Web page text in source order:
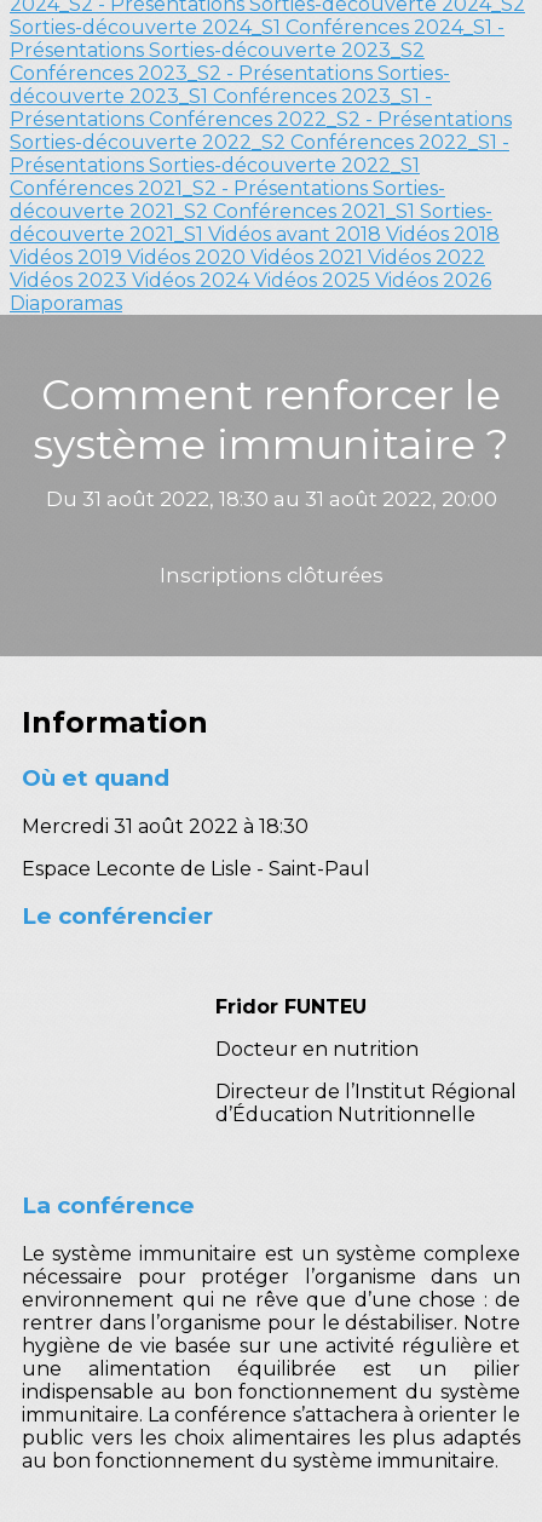
Sorties-découverte 2024_S1 Conférences 2024_S1 -
Présentations Sorties-découverte 2023_S2
Conférences 2023_S2 - Présentations Sorties-
découverte 2023_S1 Conférences 2023_S1 -
Présentations Conférences 2022_S2 - Présentations
Sorties-découverte 2022_S2 Conférences 2022_S1 -
Présentations Sorties-découverte 2022_S1
Conférences 2021_S2 - Présentations Sorties-
découverte 2021_S2 Conférences 2021_S1 Sorties-
découverte 2021_S1 Vidéos avant 2018 Vidéos 2018
Vidéos 2019 Vidéos 2020 Vidéos 2021 Vidéos 2022
Vidéos 2023 Vidéos 2024Vidéos 2025 Vidéos 2026
Diaporamas
Comment renforcer le
système immunitaire ?
Du 31 août 2022, 18:30 au 31 août 2022, 20:00
Inscriptions clôturées
Information
Où et quand
Mercredi 31 août 2022 à 18:30
Espace Leconte de Lisle - Saint-Paul
Le conférencier
Fridor FUNTEU
Docteur en nutrition
Directeur de l’Institut Régional
d’Éducation Nutritionnelle
La conférence
Le système immunitaire est un système complexe
nécessaire pour protéger l’organisme dans un
environnement qui ne rêve que d’une chose : de
rentrer dans l’organisme pour le déstabiliser. Notre
hygiène de vie basée sur une activité régulière et
une alimentation équilibrée est un pilier
indispensable au bon fonctionnement du système
immunitaire. La conférence s’attachera à orienter le
public vers les choix alimentaires les plus adaptés
au bon fonctionnement du système immunitaire.